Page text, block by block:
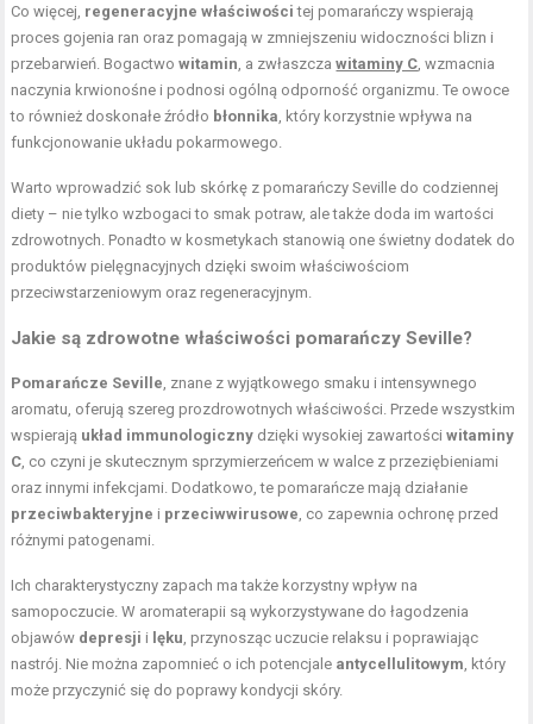
Co więcej, regeneracyjne właściwości tej pomarańczy wspierają
proces gojenia ran oraz pomagają w zmniejszeniu widoczności blizn i
przebarwień. Bogactwowitamin , a zwłaszczawitaminy C , wzmacnia
naczynia krwionośne i podnosi ogólną odporność organizmu. Te owoce
to również doskonałe źródło błonnika , który korzystnie wpływa na
funkcjonowanie układu pokarmowego.
Warto wprowadzić sok lub skórkę z pomarańczy Seville do codziennej
diety – nie tylko wzbogaci to smak potraw, ale także doda im wartości
zdrowotnych. Ponadto w kosmetykach stanowią one świetny dodatek do
produktów pielęgnacyjnych dzięki swoim właściwościom
przeciwstarzeniowym oraz regeneracyjnym.
Jakie są zdrowotne właściwości pomarańczy Seville?
Pomarańcze Seville , znane z wyjątkowego smaku i intensywnego
aromatu, oferują szereg prozdrowotnych właściwości. Przede wszystkim
wspierają układ immunologiczny dzięki wysokiej zawartościwitaminy
C , co czyni je skutecznym sprzymierzeńcem w walce z przeziębieniami
oraz innymi infekcjami. Dodatkowo, te pomarańcze mają działanie
przeciwbakteryjne i przeciwwirusowe , co zapewnia ochronę przed
różnymi patogenami.
Ich charakterystyczny zapach ma także korzystny wpływ na
samopoczucie. W aromaterapii są wykorzystywane do łagodzenia
objawów depresji i lęku , przynosząc uczucie relaksu i poprawiając
nastrój. Nie można zapomnieć o ich potencjale antycellulitowym , który
może przyczynić się do poprawy kondycji skóry.